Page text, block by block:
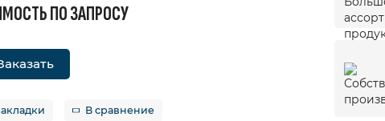
ПО ЗАПРОСУ
В сравнение